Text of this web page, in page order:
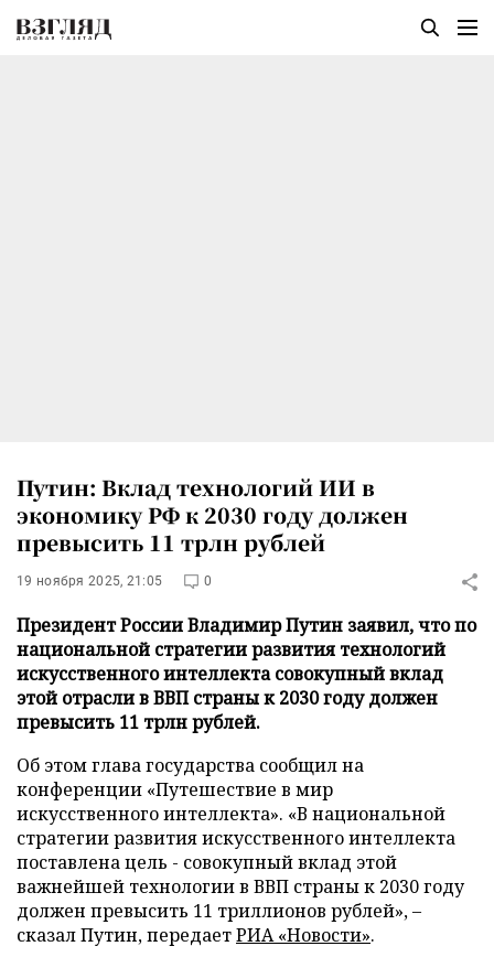
Путин: Вклад технологий ИИ в
экономику РФ к 2030 году должен
превысить 11 трлн рублей
19 ноября 2025, 21:05 0
Президент России Владимир Путин заявил, что по
национальной стратегии развития технологий
искусственного интеллекта совокупный вклад
этой отрасли в ВВП страны к 2030 году должен
превысить 11 трлн рублей.
Об этом глава государства сообщил на
конференции «Путешествие в мир
искусственного интеллекта». «В национальной
стратегии развития искусственного интеллекта
поставлена цель - совокупный вклад этой
важнейшей технологии в ВВП страны к 2030 году
должен превысить 11 триллионов рублей», –
сказал Путин, передаетРИА «Новости».